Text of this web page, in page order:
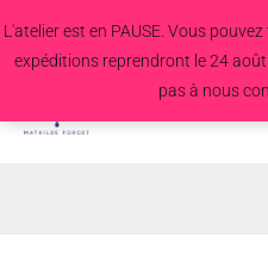
L'atelier est en PAUSE. Vous
expéditions reprendront le 24
pas à nous
au
contenu